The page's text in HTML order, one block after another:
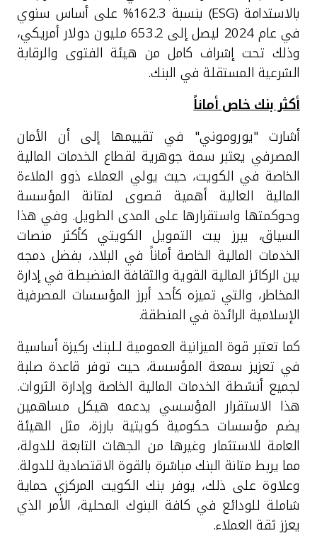
بالاستدامة (ESG
) بنسبة 162.3% على أساس سنوي
في عام 2024 ليصل إلى 653.2 مليون دولار أمريكي،
وذلك تحت إشراف كامل من هيئة الفتوى والرقابة
الشرعية المستقلة في البنك.
أكثر بنك خاص أماناً
أشارت "يوروموني" في تقييمها إلى أن الأمان
المصرفي يعتبر سمة جوهرية لقطاع الخدمات المالية
الخاصة في الكويت، حيث يولي العملاء ذوو الملاءة
المالية العالية أهمية قصوى لمتانة المؤسسة
وحوكمتها واستقرارها على المدى الطويل. وفي هذا
السياق، يبرز بيت التمويل الكويتي كأكثر منصات
الخدمات المالية الخاصة أماناً في البلاد، بفضل دمجه
بين الركائز المالية القوية والثقافة المنضبطة في إدارة
المخاطر، والتي تميزه كأحد أبرز المؤسسات المصرفية
الإسلامية الرائدة في المنطقة.
كما تعتبر قوة الميزانية العمومية لـلبنك ركيزة أساسية
في تعزيز سمعة المؤسسة، حيث توفر قاعدة صلبة
لجميع أنشطة الخدمات المالية الخاصة وإدارة الثروات.
هذا الاستقرار المؤسسي يدعمه هيكل مساهمين
يضم مؤسسات حكومية كويتية بارزة، مثل الهيئة
العامة للاستثمار وغيرها من الجهات التابعة للدولة،
مما يربط متانة البنك مباشرة بالقوة الاقتصادية للدولة.
وعلاوة على ذلك، يوفر بنك الكويت المركزي حماية
شاملة للودائع في كافة البنوك المحلية، الأمر الذي
يعزز ثقة العملاء.